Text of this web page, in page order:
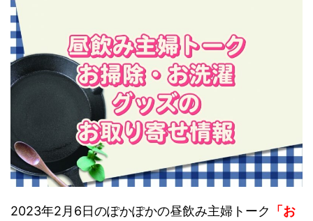
2023年2月6日のぽかぽかの昼飲み主婦トーク
「お